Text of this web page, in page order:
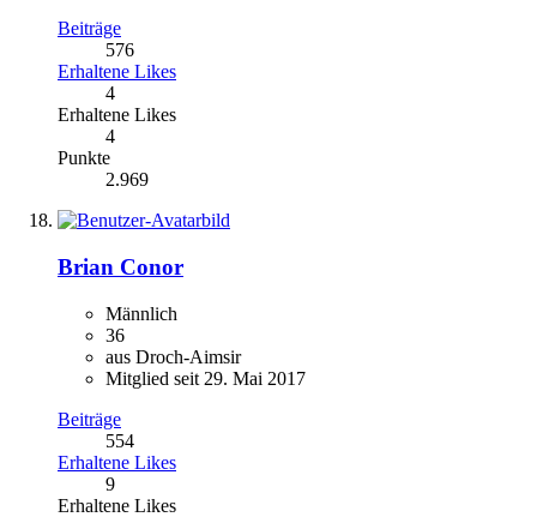
Beiträge
576
Erhaltene Likes
4
Erhaltene Likes
4
Punkte
2.969
Brian Conor
Männlich
36
aus Droch-Aimsir
Mitglied seit 29. Mai 2017
Beiträge
554
Erhaltene Likes
9
Erhaltene Likes